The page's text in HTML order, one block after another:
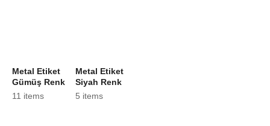
Metal Etiket
Gümüş Renk
11 items
Metal Etiket
Siyah Renk
5 items